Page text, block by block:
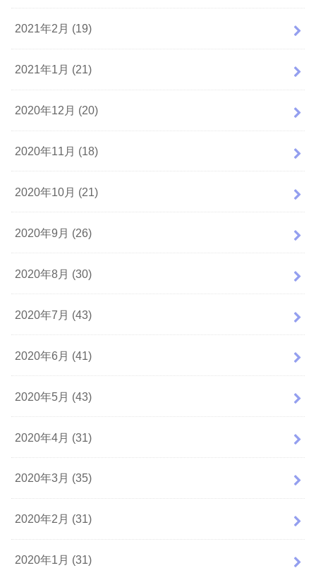
2021年2月 (19)
2021年1月 (21)
2020年12月 (20)
2020年11月 (18)
2020年10月 (21)
2020年9月 (26)
2020年8月 (30)
2020年7月 (43)
2020年6月 (41)
2020年5月 (43)
2020年4月 (31)
2020年3月 (35)
2020年2月 (31)
2020年1月 (31)